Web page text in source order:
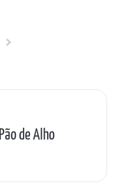
Pão de Alho